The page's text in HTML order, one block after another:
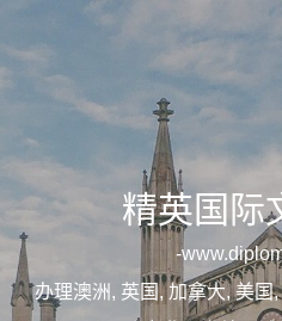
精英国际
一